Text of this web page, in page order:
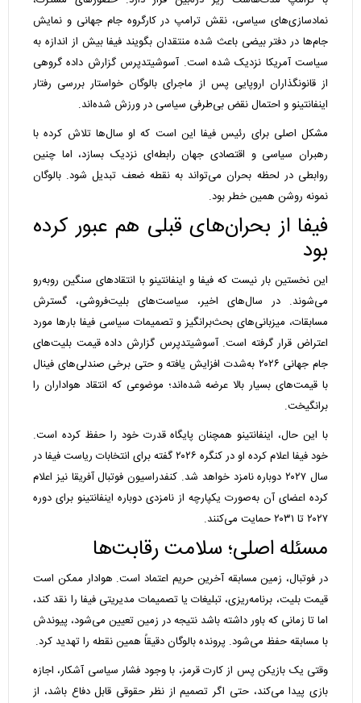
نمادسازی‌های سیاسی، نقش ترامپ در کارگروه جام جهانی و نمایش
جام‌ها در دفتر بیضی باعث شده منتقدان بگویند فیفا بیش از اندازه به
سیاست آمریکا نزدیک شده است. آسوشیتدپرس گزارش داده گروهی
از قانونگذاران اروپایی پس از ماجرای بالوگان خواستار بررسی رفتار
اینفانتینو و احتمال نقض بی‌طرفی سیاسی در ورزش شده‌اند.
مشکل اصلی برای رئیس فیفا این است که او سال‌ها تلاش کرده با
رهبران سیاسی و اقتصادی جهان رابطه‌ای نزدیک بسازد، اما چنین
روابطی در لحظه بحران می‌تواند به نقطه ضعف تبدیل شود. بالوگان
نمونه روشن همین خطر بود.
فیفا از بحران‌های قبلی هم عبور کرده
بود
این نخستین بار نیست که فیفا و اینفانتینو با انتقادهای سنگین روبه‌رو
می‌شوند. در سال‌های اخیر، سیاست‌های بلیت‌فروشی، گسترش
مسابقات، میزبانی‌های بحث‌برانگیز و تصمیمات سیاسی فیفا بارها مورد
اعتراض قرار گرفته است. آسوشیتدپرس گزارش داده قیمت بلیت‌های
جام جهانی ۲۰۲۶ به‌شدت افزایش یافته و حتی برخی صندلی‌های فینال
با قیمت‌های بسیار بالا عرضه شده‌اند؛ موضوعی که انتقاد هواداران را
برانگیخت.
با این حال، اینفانتینو همچنان پایگاه قدرت خود را حفظ کرده است.
خود فیفا اعلام کرده او در کنگره ۲۰۲۶ گفته برای انتخابات ریاست فیفا در
سال ۲۰۲۷ دوباره نامزد خواهد شد. کنفدراسیون فوتبال آفریقا نیز اعلام
کرده اعضای آن به‌صورت یکپارچه از نامزدی دوباره اینفانتینو برای دوره
۲۰۲۷ تا ۲۰۳۱ حمایت می‌کنند.
مسئله اصلی؛ سلامت رقابت‌ها
در فوتبال، زمین مسابقه آخرین حریم اعتماد است. هوادار ممکن است
قیمت بلیت، برنامه‌ریزی، تبلیغات یا تصمیمات مدیریتی فیفا را نقد کند،
اما تا زمانی که باور داشته باشد نتیجه در زمین تعیین می‌شود، پیوندش
با مسابقه حفظ می‌شود. پرونده بالوگان دقیقاً همین نقطه را تهدید کرد.
وقتی یک بازیکن پس از کارت قرمز، با وجود فشار سیاسی آشکار، اجازه
بازی پیدا می‌کند، حتی اگر تصمیم از نظر حقوقی قابل دفاع باشد، از